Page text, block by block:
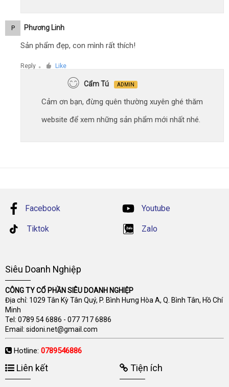
P Phương Linh
Sản phẩm đẹp, con mình rất thích!
Reply ● Like
Cẩm Tú ADMIN
Cảm ơn bạn, đừng quên thường xuyên ghé thăm
website để xem những sản phẩm mới nhất nhé.
Facebook Youtube
Tiktok Zalo
Siêu Doanh Nghiệp
CÔNG TY CỔ PHẦN SIÊU DOANH NGHIỆP
Địa chỉ: 1029 Tân Kỳ Tân Quý, P. Bình Hưng Hòa A, Q. Bình Tân, Hồ Chí
Minh
Tel: 0789 54 6886 - 077 717 6886
Email: sidoni.net@gmail.com
Hotline: 0789546886
Liên kết Tiện ích